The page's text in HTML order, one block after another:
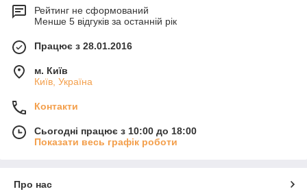
Рейтинг не сформований
Менше 5 відгуків за останній рік
Працює з 28.01.2016
м. Київ
Київ, Україна
Контакти
Сьогодні працює з 10:00 до 18:00
Показати весь графік роботи
Про нас